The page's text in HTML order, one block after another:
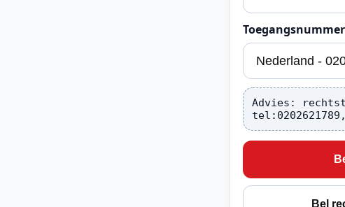
Toegangsnummer
Advies:
Bel